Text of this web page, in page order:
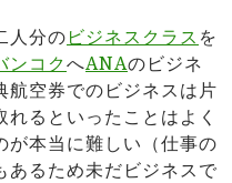
人分のビジネスクラス を
ンコクへANAのビジネ
航空券でのビジネスは片
るといったことはよく
が本当に難しい（仕事の
あるため未だビジネスで